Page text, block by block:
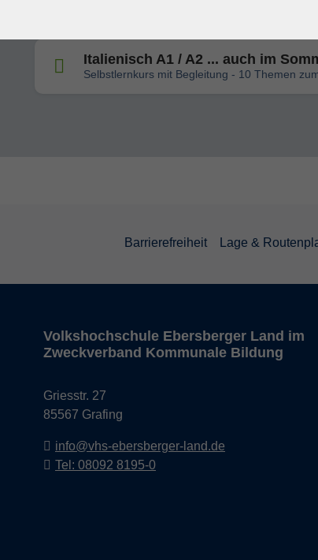
Italienisch A1 / A2 ... auch im
Selbstlernkurs mit Begleitung - 10 Themen
Barrierefreiheit Lage &
Volkshochschule Ebersberger Land im
Zweckverband Kommunale Bildung
Griesstr. 27
85567 Grafing
info@vhs-ebersberger-land.de
Tel: 08092 8195-0